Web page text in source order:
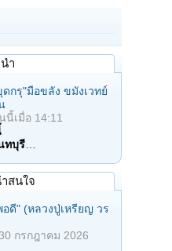
ำ
ดกรุ"มือขลัง ขมังเวทย์
นี้เมื่อ 14:11
ทบุรี
สนใจ
อดี" (หลวงปู่เหรียญ วร
กรกฎาคม 2026